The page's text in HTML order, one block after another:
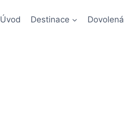
Úvod Destinace Dovolená